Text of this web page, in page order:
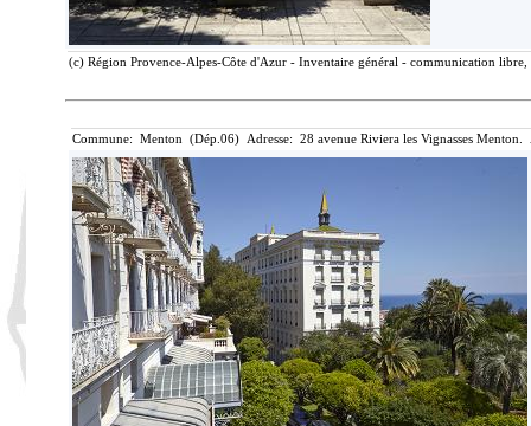
(c) Région Provence-Alpes-Côte d'Azur - Inventaire général - communication
Commune: Menton (Dép.06) Adresse: 28 avenue Riviera les Vignasses